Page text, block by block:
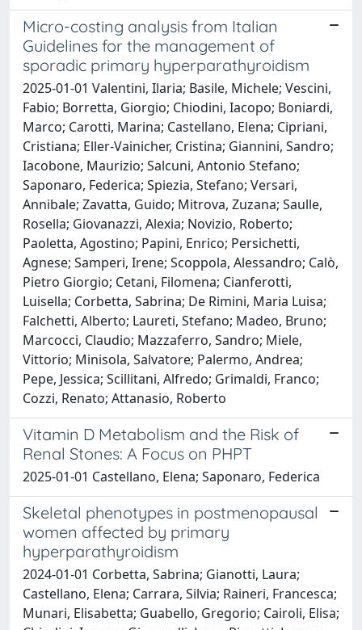
Micro-costing analysis from Italian
Guidelines for the management of
sporadic primary hyperparathyroidism
2025-01-01 Valentini, Ilaria; Basile, Michele; Vescini,
Fabio; Borretta, Giorgio; Chiodini, Iacopo; Boniardi,
Marco; Carotti, Marina; Castellano, Elena; Cipriani,
Cristiana; Eller-Vainicher, Cristina; Giannini, Sandro;
Iacobone, Maurizio; Salcuni, Antonio Stefano;
Saponaro, Federica; Spiezia, Stefano; Versari,
Annibale; Zavatta, Guido; Mitrova, Zuzana; Saulle,
Rosella; Giovanazzi, Alexia; Novizio, Roberto;
Paoletta, Agostino; Papini, Enrico; Persichetti,
Agnese; Samperi, Irene; Scoppola, Alessandro; Calò,
Pietro Giorgio; Cetani, Filomena; Cianferotti,
Luisella; Corbetta, Sabrina; De Rimini, Maria Luisa;
Falchetti, Alberto; Laureti, Stefano; Madeo, Bruno;
Marcocci, Claudio; Mazzaferro, Sandro; Miele,
Vittorio; Minisola, Salvatore; Palermo, Andrea;
Pepe, Jessica; Scillitani, Alfredo; Grimaldi, Franco;
Cozzi, Renato; Attanasio, Roberto
Vitamin D Metabolism and the Risk of
Renal Stones: A Focus on PHPT
2025-01-01 Castellano, Elena; Saponaro, Federica
Skeletal phenotypes in postmenopausal
women affected by primary
hyperparathyroidism
2024-01-01 Corbetta, Sabrina; Gianotti, Laura;
Castellano, Elena; Carrara, Silvia; Raineri, Francesca;
Munari, Elisabetta; Guabello, Gregorio; Cairoli, Elisa;